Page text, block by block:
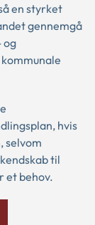
en styrket
gennemgå
og
hvis
selvom
til
et behov.